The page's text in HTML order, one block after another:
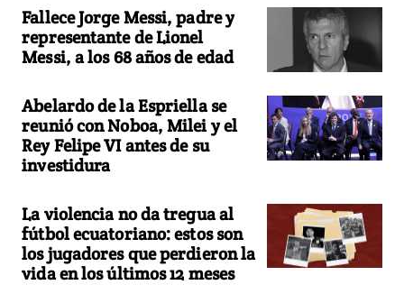
Fallece Jorge Messi, padre y
representante de Lionel
Messi, a los 68 años de edad
Abelardo de la Espriella se
reunió con Noboa, Milei y el
Rey Felipe VI antes de su
investidura
La violencia no da tregua al
fútbol ecuatoriano: estos son
los jugadores que perdieron la
vida en los últimos 12 meses